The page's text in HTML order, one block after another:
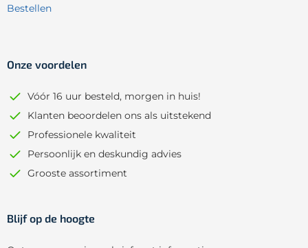
Bestellen
Onze voordelen
Vóór 16 uur besteld, morgen in huis!
Klanten beoordelen ons als uitstekend
Professionele kwaliteit
Persoonlijk en deskundig advies
Grooste assortiment
Blijf op de hoogte